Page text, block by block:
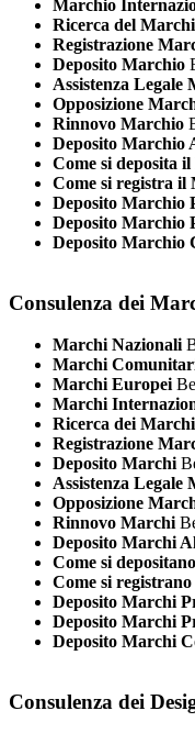
Marchio
Ricerca del
Registrazione
Deposito Marchio
Assistenza Legale
Opposizione
Rinnovo Marchio
Deposito Marchio
Come si deposita
Come si registra il
Deposito Marchio
Deposito Marchio
Deposito Marchio
Consulenza dei
Marchi Nazionali
Marchi
Marchi Europei
Marchi
Ricerca dei
Registrazione
Deposito Marchi
Assistenza Legale
Opposizione
Rinnovo Marchi
Deposito Marchi
Come si
Come si
Deposito Marchi
Deposito Marchi
Deposito Marchi
Consulenza dei